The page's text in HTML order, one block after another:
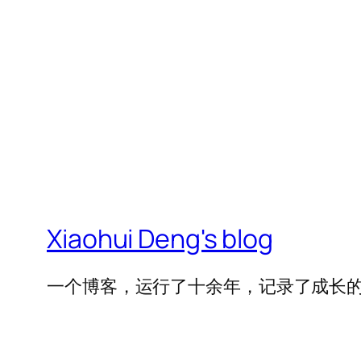
Xiaohui Deng's blog
一个博客，运行了十余年，记录了成长